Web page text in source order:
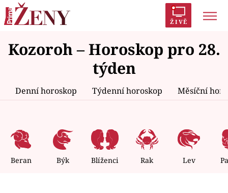
ŽIVĚ
Trendy: Polabí Inspekce Prostřeno!
AYTO?
Proměny
Témata
Celebrity
Kozoroh – Horoskop pro 28.
týden
Denní horoskop Týdenní horoskop Měsíční
Beran Býk Blíženci Rak Lev